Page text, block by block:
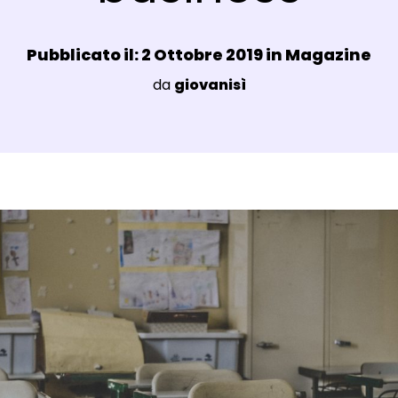
Data e ora:
Pubblicato il: 2 Ottobre 2019 in Magazine
Luogo:
da giovanisì
Post Magazine